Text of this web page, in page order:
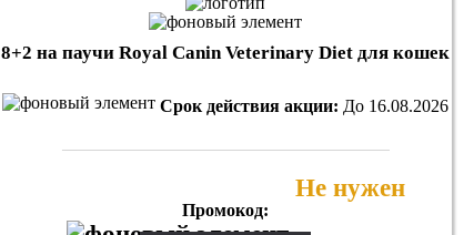
8+2 на паучи Royal Canin Veterinary Diet для кошек
Срок действия акции: До 16.08.2026
Промокод:
Не нужен